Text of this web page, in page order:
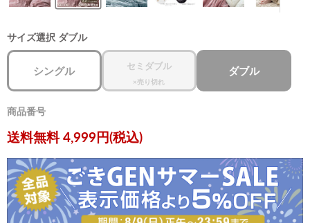
サイズ選択 ダブル
シングル セミダブル
×売り切れ
ダブル
商品番号
現在の価格
送料無料 4,999円(税込)